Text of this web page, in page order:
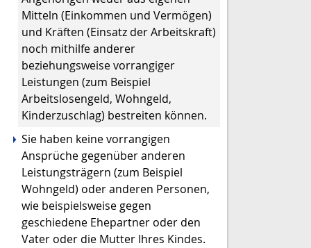
Mitteln (Einkommen und Vermögen)
und Kräften (Einsatz der Arbeitskraft)
noch mithilfe anderer
beziehungsweise vorrangiger
Leistungen (zum Beispiel
Arbeitslosengeld, Wohngeld,
Kinderzuschlag) bestreiten können.
Sie haben keine vorrangigen
Ansprüche gegenüber anderen
Leistungsträgern (zum Beispiel
Wohngeld) oder anderen Personen,
wie beispielsweise gegen
geschiedene Ehepartner oder den
Vater oder die Mutter Ihres Kindes.